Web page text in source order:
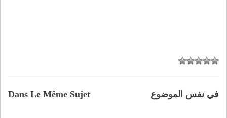
Dans Le Même Sujet في نفس الموضوع